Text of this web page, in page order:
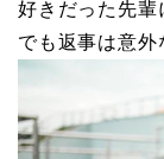
好きだった先輩
でも返事は意外